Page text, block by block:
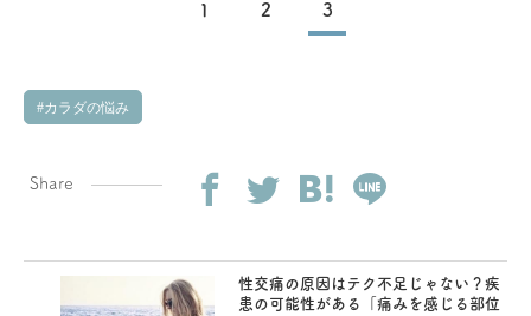
1 2 3
カラダの悩み
Share
性交痛の原因はテク不足じゃない？疾
患の可能性がある「痛みを感じる部位